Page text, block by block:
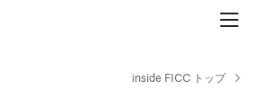
inside FICC トップ